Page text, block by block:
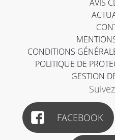
AVIS
CONDITIONS
POLITIQUE DE
GESTION
FACEBOOK